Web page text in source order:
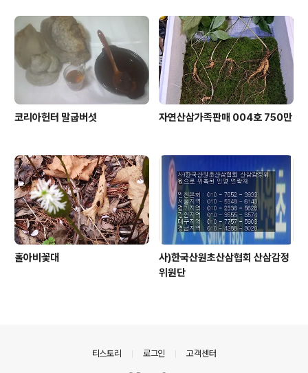
코리아헌터 말굽버섯 자연산삼가족판매 004호 750만
홀아비꽃대
사)한국산원초산삼협회 산삼감정
위원단
티스토리 로그인 고객센터